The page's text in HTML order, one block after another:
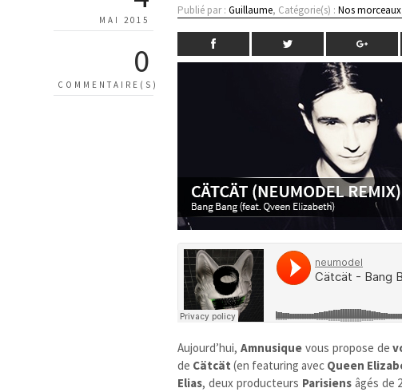
MAI 2015
0
COMMENTAIRE(S)
Publié par :Guillaume, Catégorie(s) :Nos morceaux
Aujourd’hui, Amnusiquevous propose de
de Cätcät (en featuring avec Queen
Elias, deux producteurs Parisiensâgés de